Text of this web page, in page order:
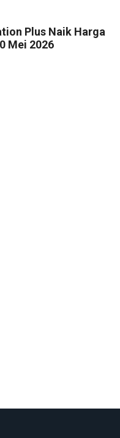
Plus Naik Harga
Mei 2026